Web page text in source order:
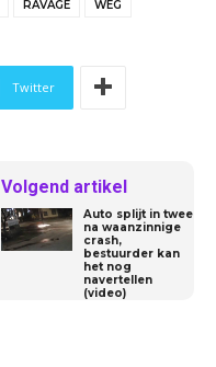
RAVAGE WEG
Twitter
Volgend artikel
Auto splijt in twee
na waanzinnige
crash,
bestuurder kan
het nog
navertellen
(video)